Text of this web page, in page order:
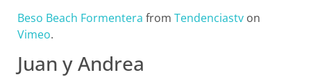
Beso Beach Formentera from Tendenciastv on
Vimeo.
Juan y Andrea